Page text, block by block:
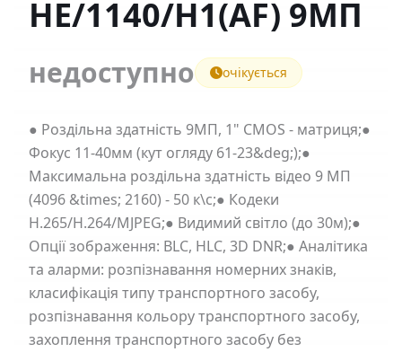
HE/1140/H1(AF) 9МП
недоступно очікується
● Роздільна здатність 9МП, 1" CMOS - матриця;●
Фокус 11-40мм (кут огляду 61-23&deg;);●
Максимальна роздільна здатність відео 9 МП
(4096 &times; 2160) - 50 к\с;● Кодеки
H.265/H.264/MJPEG;● Видимий світло (до 30м);●
Опції зображення: BLC, HLC, 3D DNR;● Аналітика
та аларми: розпізнавання номерних знаків,
класифікація типу транспортного засобу,
розпізнавання кольору транспортного засобу,
захоплення транспортного засобу без